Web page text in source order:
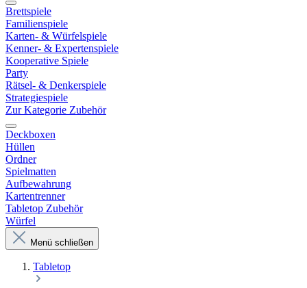
Brettspiele
Familienspiele
Karten- & Würfelspiele
Kenner- & Expertenspiele
Kooperative Spiele
Party
Rätsel- & Denkerspiele
Strategiespiele
Zur Kategorie Zubehör
Deckboxen
Hüllen
Ordner
Spielmatten
Aufbewahrung
Kartentrenner
Tabletop Zubehör
Würfel
Menü schließen
Tabletop